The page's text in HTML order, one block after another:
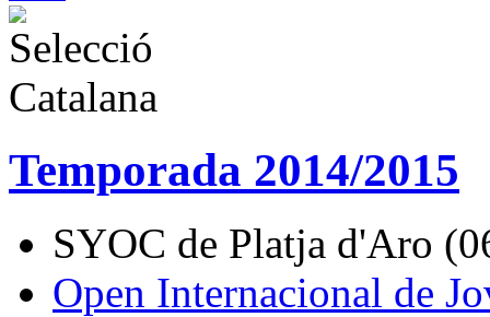
Temporada 2014/2015
SYOC de Platja d'Aro
Open Internacional de